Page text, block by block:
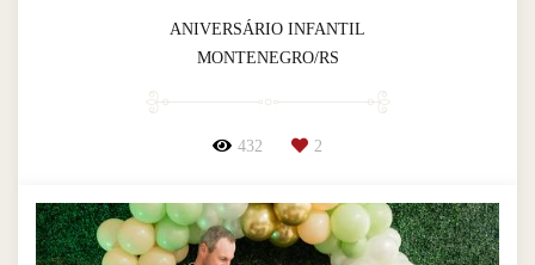
ANIVERSÁRIO INFANTIL
MONTENEGRO/RS
432 2